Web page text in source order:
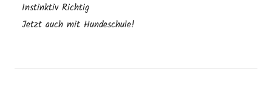
Instinktiv Richtig
Jetzt auch mit Hundeschule!